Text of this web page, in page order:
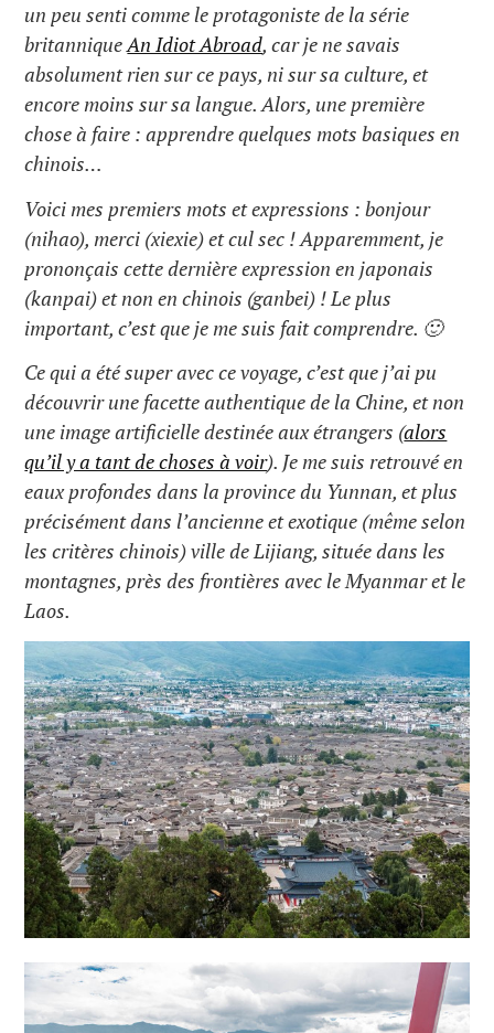
un peu senti comme le protagoniste de la série
britanniqueAn Idiot Abroad, car je ne savais
absolument rien sur ce pays, ni sur sa culture, et
encore moins sur sa langue. Alors, une première
chose à faire : apprendre quelques mots basiques en
chinois…
Voici mes premiers mots et expressions : bonjour
(nihao), merci (xiexie) et cul sec ! Apparemment, je
prononçais cette dernière expression en japonais
(kanpai) et non en chinois (ganbei) ! Le plus
important, c’est que je me suis fait comprendre. 🙂
Ce qui a été super avec ce voyage, c’est que j’ai pu
découvrir une facette authentique de la Chine, et non
une image artificielle destinée aux étrangers (alors
qu’il y a tant de choses à voir). Je me suis retrouvé en
eaux profondes dans la province du Yunnan, et plus
précisément dans l’ancienne et exotique (même selon
les critères chinois) ville de Lijiang, située dans les
montagnes, près des frontières avec le Myanmar et le
Laos.